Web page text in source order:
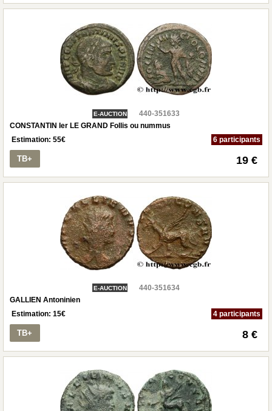
E-AUCTION
440-351633
CONSTANTIN Ier LE GRAND Follis ou nummus
Estimation: 55€ 6 participants
TB+ 19 €
E-AUCTION
440-351634
GALLIEN Antoninien
Estimation: 15€ 4 participants
TB+ 8 €